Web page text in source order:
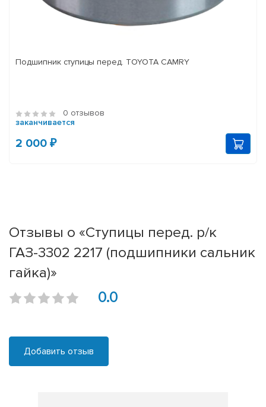
Подшипник ступицы перед. TOYOTA CAMRY
0 отзывов
заканчивается
2 000 ₽
Отзывы о «Ступицы перед. р/к
ГАЗ-3302 2217 (подшипники сальник
гайка)»
0.0
Добавить отзыв